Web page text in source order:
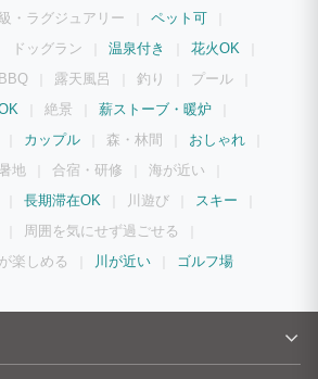
・ラグジュアリー
ペット可
ドッグラン 温泉付き
花火OK
露天風呂 釣り
プール
絶景
薪ストーブ・暖炉
カップル 森・林間
おしゃれ
地 合宿・研修
海が近い
長期滞在OK 川遊び
スキー
周囲を気にせず過ごせる
楽しめる 川が近い ゴルフ場